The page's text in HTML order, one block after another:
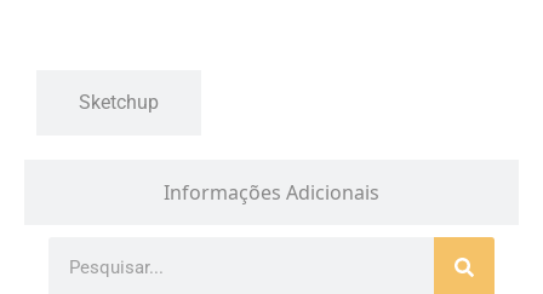
Informações Adicionais
Sketchup